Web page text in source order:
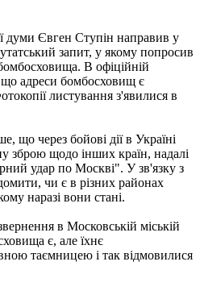
думи Євген Ступін направив у
запит, у якому попросив
В офіційній
що адреси бомбосховищ є
листування з'явилися в
що через бойові дії в Україні
зброю щодо інших країн, надалі
удар по Москві". У зв'язку з
чи є в різних районах
наразі вони стані.
в Московській міській
є, але їхнє
таємницею і так відмовилися